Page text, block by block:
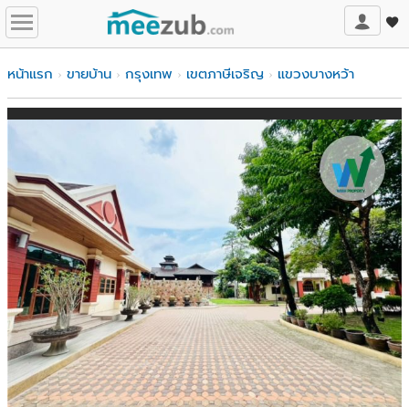
หน้าแรก ขายบ้าน กรุงเทพ เขตภาษีเจริญ แขวงบางหว้า